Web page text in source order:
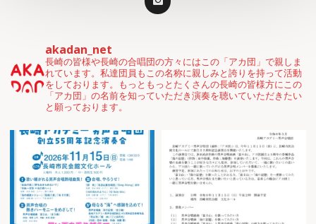
akadan_net
長崎の皆様や長崎の合唱団の方々にはこの「アカ団」で親しま
れています。私達団員もこの名称に親しみと誇りを持って活動
をしております。もっともっとたくさんの長崎の皆様方にこの
「アカ団」の名前を知っていただき演奏を聴いていただきたい
と願っております。